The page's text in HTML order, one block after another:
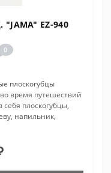
EZ-940
0
плоскогубцы
время путешествий
плоскогубцы,
напильник,